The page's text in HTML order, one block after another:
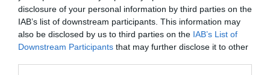
disclosure of your personal information by third parties on the
IAB’s list of downstream participants. This information may
also be disclosed by us to third parties on the IAB’s List of
Downstream Participants that may further disclose it to other